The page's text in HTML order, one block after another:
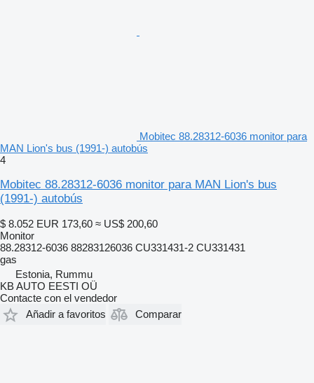
Mobitec 88.28312-6036 monitor para
MAN Lion's bus (1991-) autobús
4
Mobitec 88.28312-6036 monitor para MAN Lion's bus
(1991-) autobús
$ 8.052 EUR 173,60 ≈ US$ 200,60
Monitor
88.28312-6036 88283126036 CU331431-2 CU331431
gas
Estonia, Rummu
KB AUTO EESTI OÜ
Contacte con el vendedor
Añadir a favoritos
Comparar